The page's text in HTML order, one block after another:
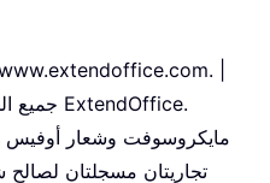
جميع الحقوق محفوظة. مدعوم بواسطة ExtendOffice.
مايكروسوفت وشعار أوفيس
تجاريتان مسجلتان